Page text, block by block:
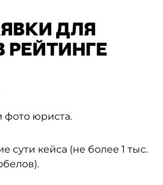
ДЛЯ
РЕЙТИНГЕ
фото юриста.
сути кейса (не более 1 тыс.